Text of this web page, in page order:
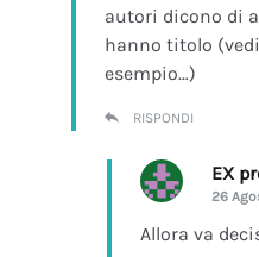
autori dicono di
hanno titolo
esempio…)
RISPONDI
EX
26
Allora va